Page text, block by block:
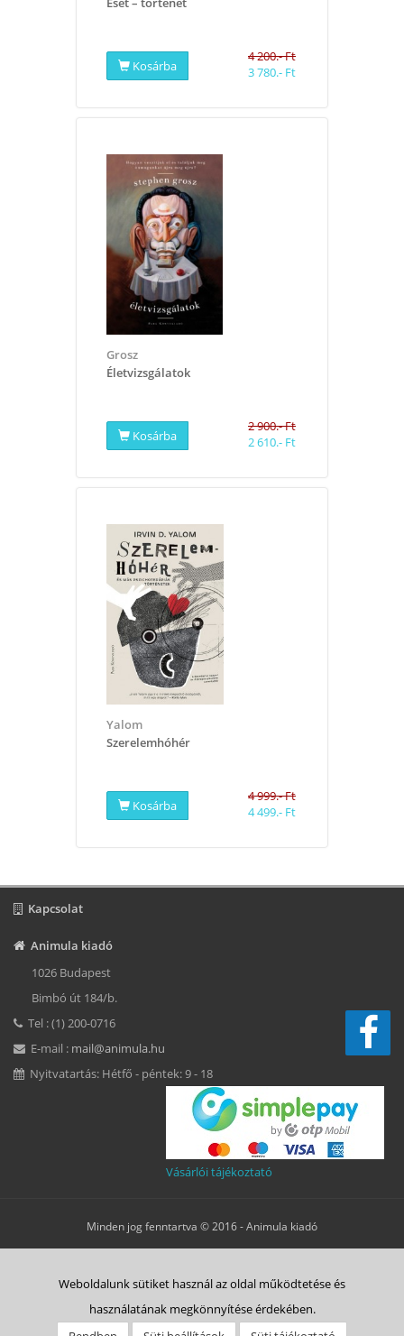
Kosárba
4 200.- Ft
3 780.- Ft
Grosz
Életvizsgálatok
Kosárba
2 900.- Ft
2 610.- Ft
Yalom
Szerelemhóhér
Kosárba
4 999.- Ft
4 499.- Ft
Kapcsolat
Animula kiadó
1026 Budapest
Bimbó út 184/b.
Tel : (1) 200-0716
E-mail : mail@animula.hu
Nyitvatartás: Hétfő - péntek: 9 - 18
Vásárlói tájékoztató
Minden jog fenntartva © 2016 -Animula kiadó
ÁSZF Adatkezelési tájékoztató Süti tájékoztató Szerzői jog
Rólunk Vásárlás menete Animulitas Bolt Kapcsolat
Weboldalunk sütiket használ az oldal működtetése és
használatának megkönnyítése érdekében.